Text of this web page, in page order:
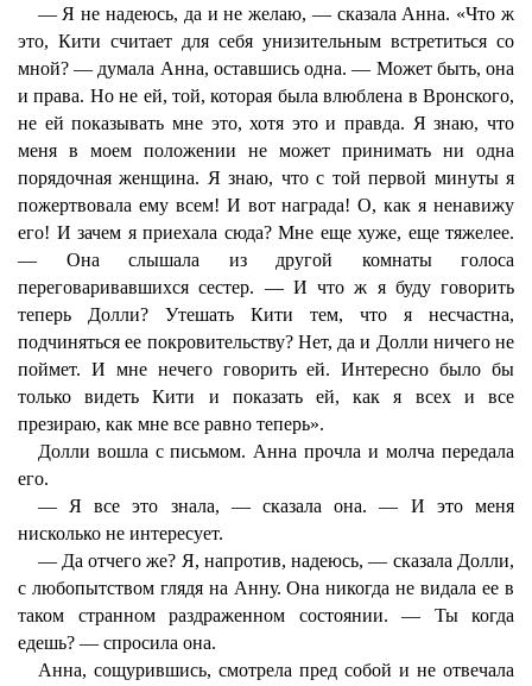
— Я не надеюсь, да и не желаю, — сказала Анна. «Что ж
это, Кити считает для себя унизительным встретиться со
мной? — думала Анна, оставшись одна. — Может быть, она
и права. Но не ей, той, которая была влюблена в Вронского,
не ей показывать мне это, хотя это и правда. Я знаю, что
меня в моем положении не может принимать ни одна
порядочная женщина. Я знаю, что с той первой минуты я
пожертвовала ему всем! И вот награда! О, как я ненавижу
его! И зачем я приехала сюда? Мне еще хуже, еще тяжелее.
— Она слышала из другой комнаты голоса
переговаривавшихся сестер. — И что ж я буду говорить
теперь Долли? Утешать Кити тем, что я несчастна,
подчиняться ее покровительству? Нет, да и Долли ничего не
поймет. И мне нечего говорить ей. Интересно было бы
только видеть Кити и показать ей, как я всех и все
презираю, как мне все равно теперь».
Долли вошла с письмом. Анна прочла и молча передала
его.
— Я все это знала, — сказала она. — И это меня
нисколько не интересует.
— Да отчего же? Я, напротив, надеюсь, — сказала Долли,
с любопытством глядя на Анну. Она никогда не видала ее в
таком странном раздраженном состоянии. — Ты когда
едешь? — спросила она.
Анна, сощурившись, смотрела пред собой и не отвечала